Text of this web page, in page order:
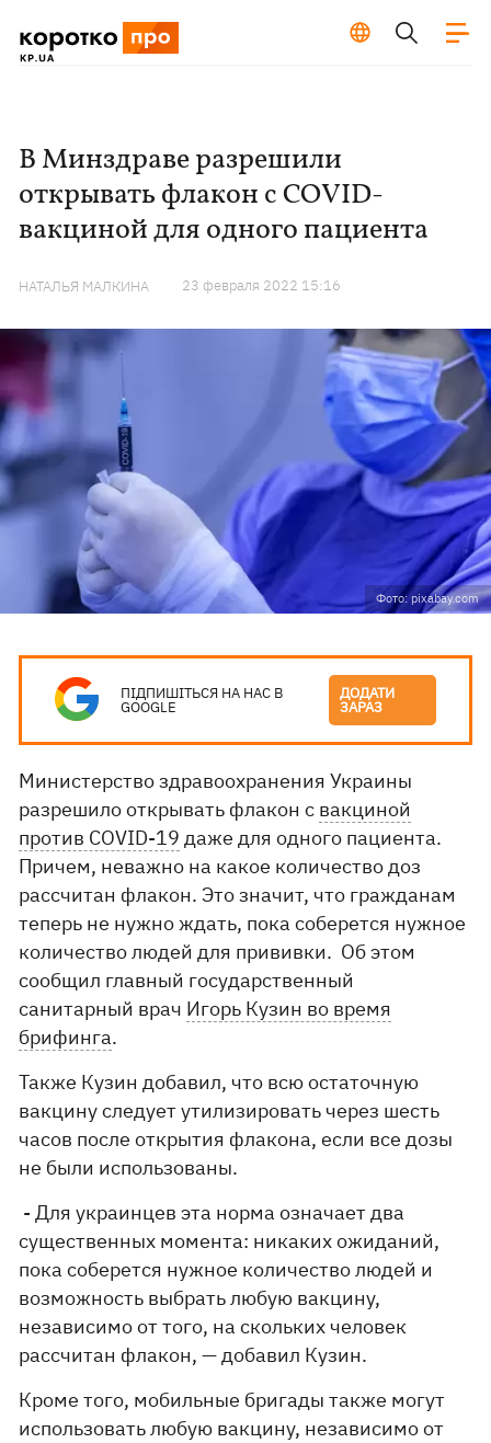
В Минздраве разрешили
открывать флакон с COVID-
вакциной для одного пациента
НАТАЛЬЯ МАЛКИНА 23 февраля 2022 15:16
Фото: pixabay.com
ПІДПИШІТЬСЯ НА НАС В
GOOGLE
ДОДАТИ
ЗАРАЗ
Министерство здравоохранения Украины
разрешило открывать флакон с вакциной
против COVID-19 даже для одного пациента.
Причем, неважно на какое количество доз
рассчитан флакон. Это значит, что гражданам
теперь не нужно ждать, пока соберется нужное
количество людей для прививки. Об этом
сообщил главный государственный
санитарный врач Игорь Кузин во время
брифинга.
Также Кузин добавил, что всю остаточную
вакцину следует утилизировать через шесть
часов после открытия флакона, если все дозы
не были использованы.
- Для украинцев эта норма означает два
существенных момента: никаких ожиданий,
пока соберется нужное количество людей и
возможность выбрать любую вакцину,
независимо от того, на скольких человек
рассчитан флакон, — добавил Кузин.
Кроме того, мобильные бригады также могут
использовать любую вакцину, независимо от